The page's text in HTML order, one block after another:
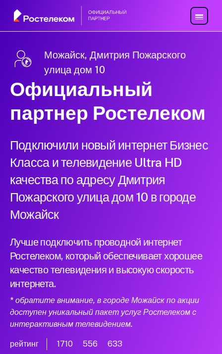
Можайск, Дмитрия Пожарского
улица дом 10
Официальный
партнер Ростелеком
Подключили новый интернет Бизнес
Класса и телевидение Ultra HD
качества по адресу Дмитрия
Пожарского улица дом 10 в городе
Можайск
Лучше подключить проводной интернет
Ростелеком, который обеспечивает хорошее
качество телевидения и высокую скорость
интернета.
* обратите внимание, в городе Можайск по акции
доступен уникальный пакет услуг Ростелеком с
интерактивным телевидением.
рейтинг 1710 556 633